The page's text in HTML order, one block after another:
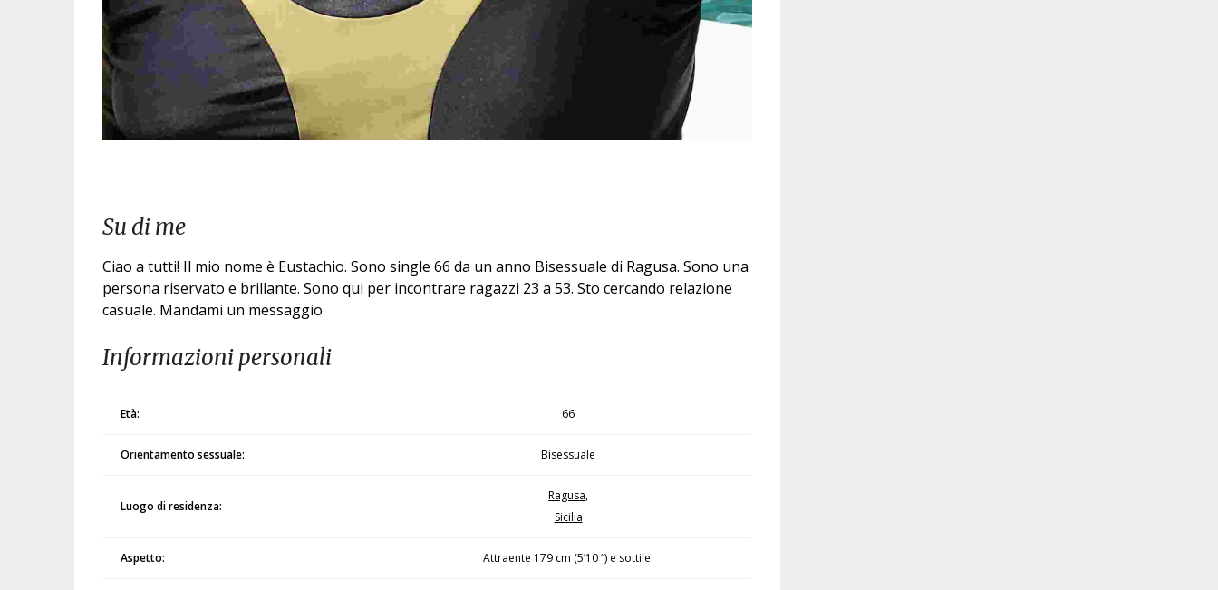
Su di me
Ciao a tutti! Il mio nome è Eustachio. Sono single 66 da un anno Bisessuale di Ragusa. Sono una
persona riservato e brillante. Sono qui per incontrare ragazzi 23 a 53. Sto cercando relazione
casuale. Mandami un messaggio
Informazioni personali
Età: 66
Orientamento sessuale: Bisessuale
Luogo di residenza:
Ragusa,
Sicilia
Aspetto: Attraente 179 cm (5’10 “) e sottile.